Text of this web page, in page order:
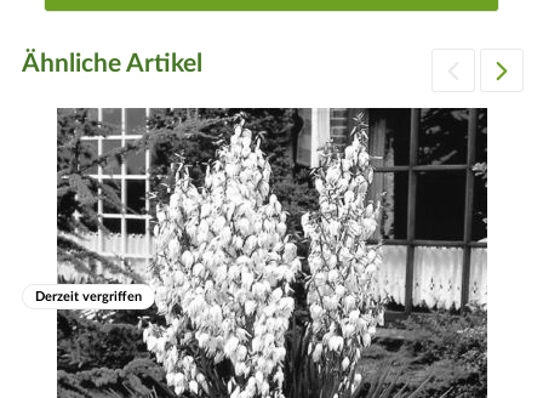
Ähnliche Artikel
Derzeit vergriffen